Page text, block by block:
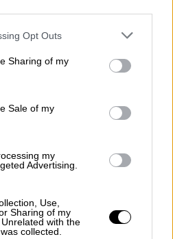
app uses one or more Google
behaviour. You may click to
and its third-party tags to
purposes in below Google
Opt Outs
Sharing of my
Sale of my
my
Advertising.
Use,
Sharing of my
with the
collected.
είναι
της Περιφέρειας
στο πλαίσιο της
πληττόμενες
ότι έχουν υποστεί
τους, στο πλαίσιο της
παροχής
και αποζημίωσης
αφορά σε
πρόσωπα